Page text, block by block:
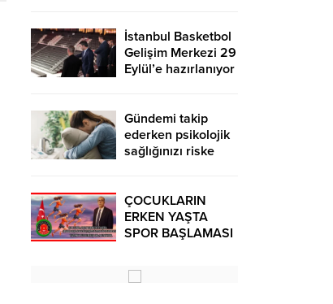
İstanbul Basketbol
Gelişim Merkezi 29
Eylül’e hazırlanıyor
Gündemi takip
ederken psikolojik
sağlığınızı riske
ÇOCUKLARIN
ERKEN YAŞTA
SPOR BAŞLAMASI
TEHLİKELERDEN
UZAK TUTUMUŞ